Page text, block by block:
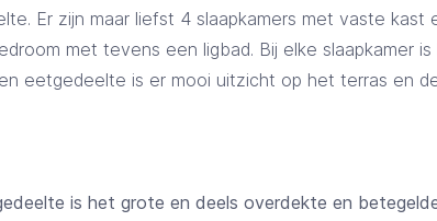
Er zijn maar liefst 4 slaapkamers met vaste kast
met tevens een ligbad. Bij elke slaapkamer
eetgedeelte is er mooi uitzicht op het terras en
is het grote en deels overdekte en